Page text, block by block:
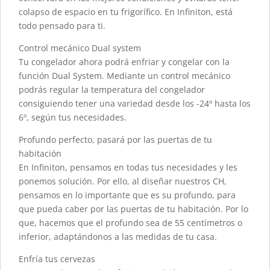
colapso de espacio en tu frigorífico. En Infiniton, está
todo pensado para ti.
Control mecánico Dual system
Tu congelador ahora podrá enfriar y congelar con la
función Dual System. Mediante un control mecánico
podrás regular la temperatura del congelador
consiguiendo tener una variedad desde los -24º hasta los
6º, según tus necesidades.
Profundo perfecto, pasará por las puertas de tu
habitación
En Infiniton, pensamos en todas tus necesidades y les
ponemos solución. Por ello, al diseñar nuestros CH,
pensamos en lo importante que es su profundo, para
que pueda caber por las puertas de tu habitación. Por lo
que, hacemos que el profundo sea de 55 centímetros o
inferior, adaptándonos a las medidas de tu casa.
Enfría tus cervezas